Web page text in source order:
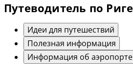
Путеводитель по Риге
Идеи для путешествий
Полезная информация
Информация об аэропорте